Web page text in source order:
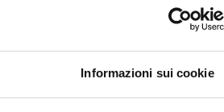
Informazioni sui cookie
view and track your orders in